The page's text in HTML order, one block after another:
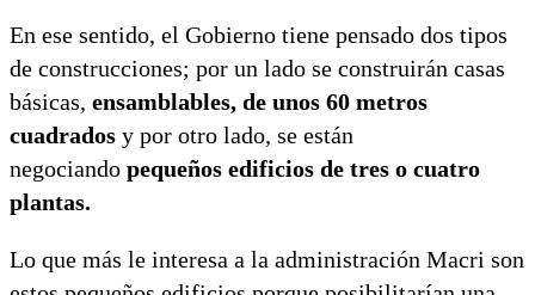
En ese sentido, el Gobierno tiene pensado dos tipos
de construcciones; por un lado se construirán casas
básicas, ensamblables, de unos 60 metros
cuadrados y por otro lado, se están
negociando pequeños edificios de tres o cuatro
plantas.
Lo que más le interesa a la administración Macri son